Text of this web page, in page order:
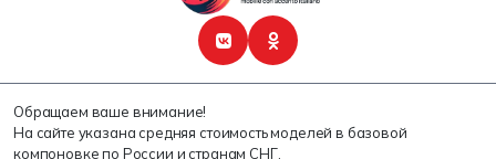
Обращаем ваше внимание!
На сайте указана средняя стоимость моделей в базовой
компоновке по России и странам СНГ.